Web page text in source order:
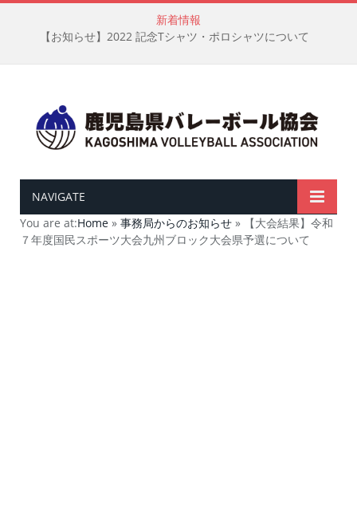
新着情報
【お知らせ】2022 記念Tシャツ・ポロシャツについて
NAVIGATE
You are at:Home » 事務局からのお知らせ »
【大会結果】令和
７年度国民スポーツ大会九州ブロック大会県予選について